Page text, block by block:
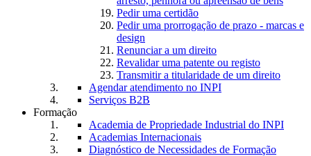
Pedir uma certidão
Pedir uma prorrogação de prazo - marcas e
design
Renunciar a um direito
Revalidar uma patente ou registo
Transmitir a titularidade de um direito
Agendar atendimento no INPI
Serviços B2B
Formação
Academia de Propriedade Industrial do INPI
Academias Internacionais
Diagnóstico de Necessidades de Formação